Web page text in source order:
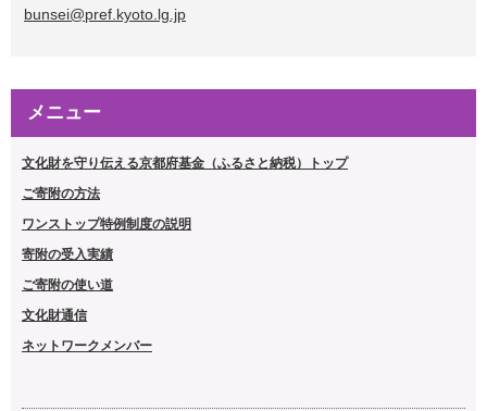
bunsei@pref.kyoto.lg.jp
メニュー
文化財を守り伝える京都府基金（ふるさと納税）トップ
ご寄附の方法
ワンストップ特例制度の説明
寄附の受入実績
ご寄附の使い道
文化財通信
ネットワークメンバー